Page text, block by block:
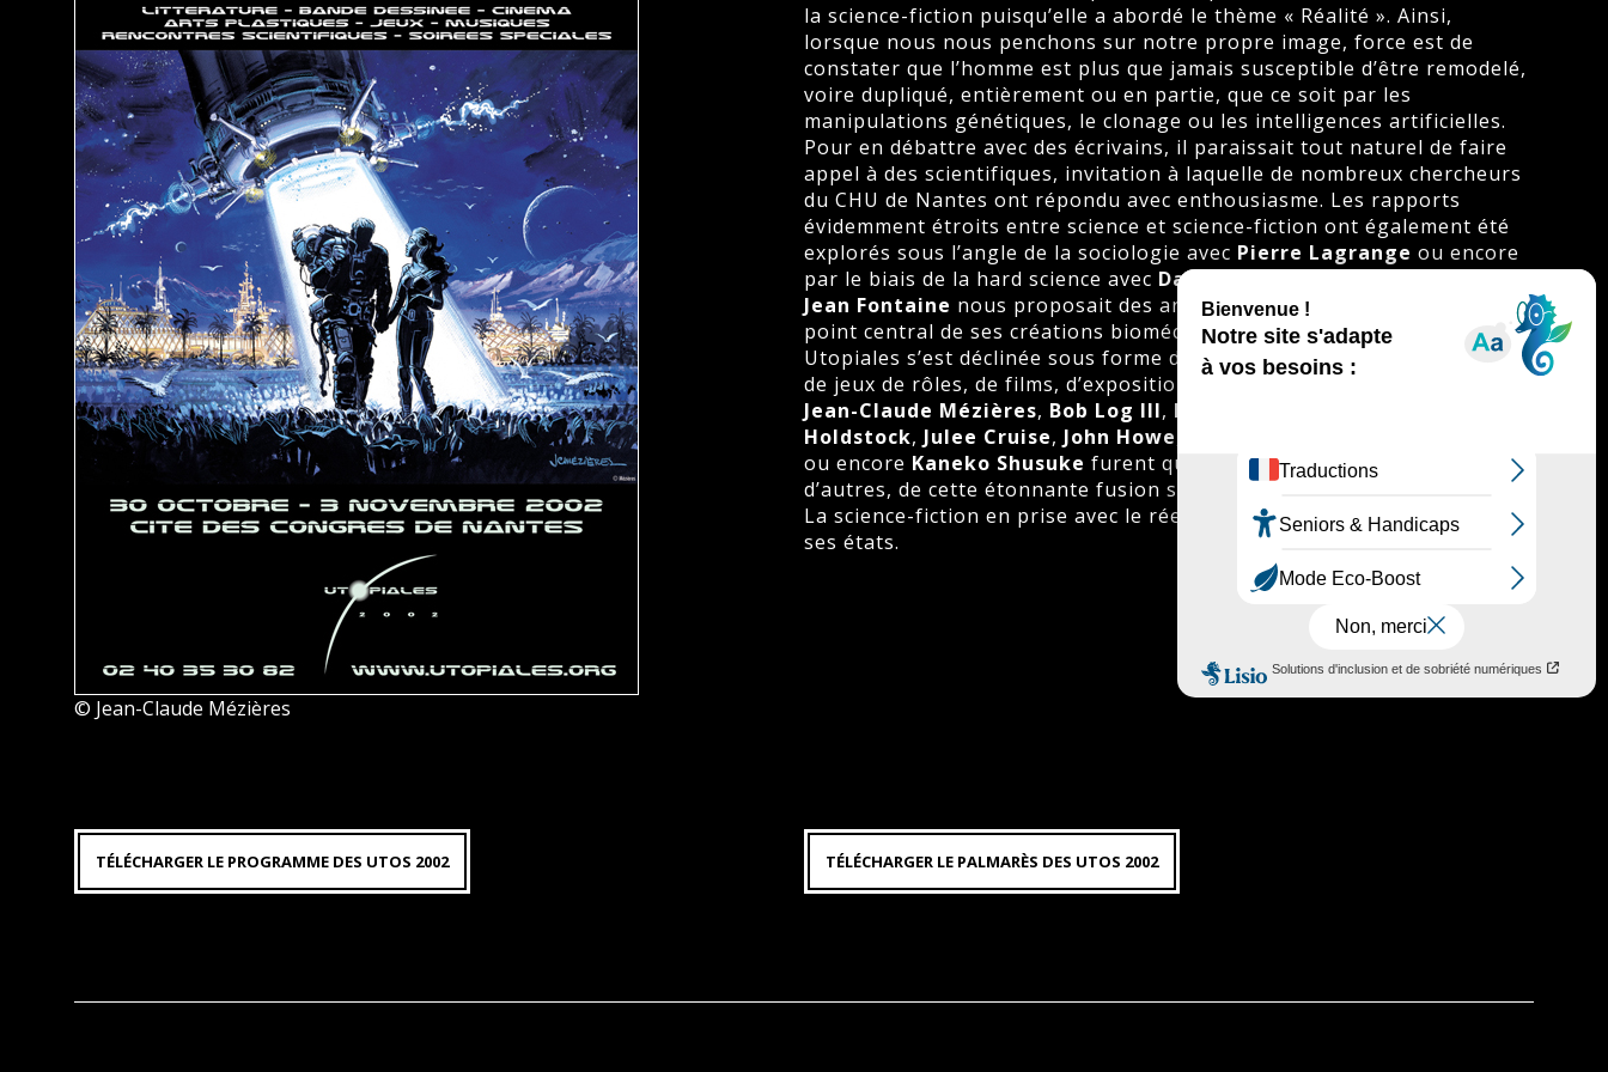
© Jean-Claude Mézières
la science-fiction puisqu’elle a abordé le thème « Réalité ». Ainsi,
lorsque nous nous penchons sur notre propre image, force est de
constater que l’homme est plus que jamais susceptible d’être remodelé,
voire dupliqué, entièrement ou en partie, que ce soit par les
manipulations génétiques, le clonage ou les intelligences artificielles.
Pour en débattre avec des écrivains, il paraissait tout naturel de faire
appel à des scientifiques, invitation à laquelle de nombreux chercheurs
du CHU de Nantes ont répondu avec enthousiasme. Les rapports
évidemment étroits entre science et science-fiction ont également été
explorés sous l’angle de la sociologie avec Pierre Lagrange ou encore
par le biais de la hard science avec David Brin, tandis que le céramiste
Jean Fontaine nous proposait des artifices qui envahissent l’humain, le
point central de ses créations biomécaniques. L’édition 2002 des
Utopiales s’est déclinée sous forme de littérature, de bandes dessinées,
de jeux de rôles, de films, d’expositions…
Jean-Claude Mézières, Bob Log III, Philippe Jozelon
Holdstock, Julee Cruise, John Howe
ou encore Kaneko Shusuke furent quelques acteurs, parmi bien
d’autres, de cette étonnante fusion sous une seule et même bannière.
La science-fiction en prise avec le réel, c’est la science-fiction dans tous
ses états.
TÉLÉCHARGER LE PROGRAMME DES UTOS 2002 TÉLÉCHARGER LE PALMARÈS DES UTOS 2002